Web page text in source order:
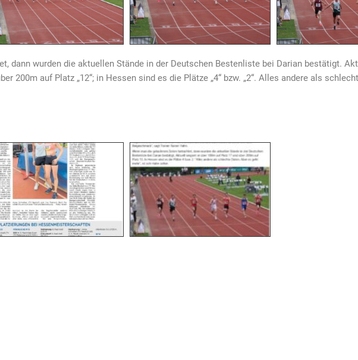
dann wurden die aktuellen Stände in der Deutschen Bestenliste bei Darian bestätigt.
200m auf Platz „12“; in Hessen sind es die Plätze „4“ bzw. „2“. Alles andere als